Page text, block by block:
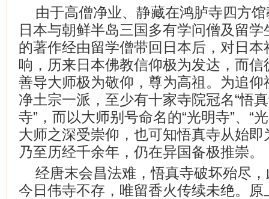
由于高僧净业、静藏在鸿胪寺四方
日本与朝鲜半岛三国多有学问僧及留
的著作经由留学僧带回日本后，对日
响，历来日本佛教信仰极为发达，而
善导大师极为敬仰，尊为高祖。为追
净土宗一派，至少有十家寺院冠名“悟
寺”，而以大师别号命名的“光明寺”、“
大师之深受崇仰，也可知悟真寺从始
乃至历经千余年，仍在异国备极推崇。
经唐末会昌法难，悟真寺破坏殆尽
今日伟寺不存，唯留香火传续未绝。